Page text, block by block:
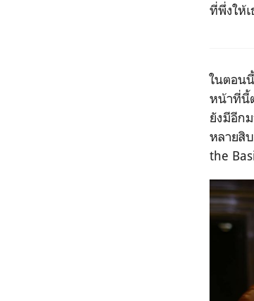
ที่พึ่งให้
ในตอน
หน้าที่นี้
ยังมีอีก
หลายสิ
the